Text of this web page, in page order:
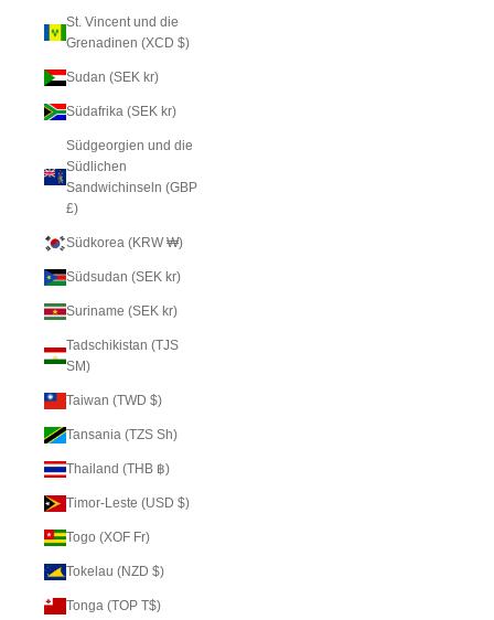
St. Vincent und die
Grenadinen (XCD $)
Sudan (SEK kr)
Südafrika (SEK kr)
Südgeorgien und die
Südlichen
Sandwichinseln (GBP
£)
Südkorea (KRW ₩)
Südsudan (SEK kr)
Suriname (SEK kr)
Tadschikistan (TJS
ЅМ)
Taiwan (TWD $)
Tansania (TZS Sh)
Thailand (THB ฿)
Timor-Leste (USD $)
Togo (XOF Fr)
Tokelau (NZD $)
Tonga (TOP T$)